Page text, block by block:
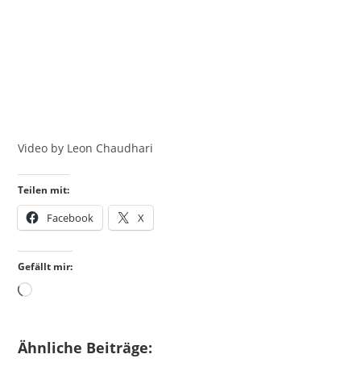
Video by Leon Chaudhari
Teilen mit:
Facebook X
Gefällt mir:
Wird
Ähnliche Beiträge: